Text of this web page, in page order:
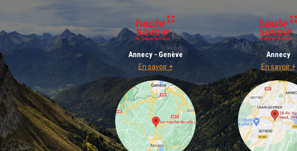
Annecy - Genève
En savoir +
Annecy
En savoir +